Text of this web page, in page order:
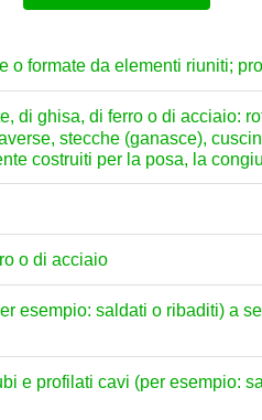
o formate da elementi riuniti;
di ghisa, di ferro o di acciaio:
stecche (ganasce),
costruiti per la posa, la
o di acciaio
esempio: saldati o ribaditi) a
e profilati cavi (per esempio: